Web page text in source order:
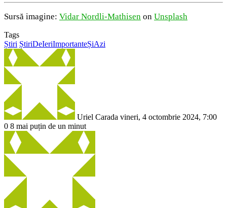
Sursă imagine: Vidar Nordli-Mathisen on Unsplash
Tags
Știri ȘtiriDeIeriImportanteȘiAzi
Uriel Carada vineri, 4 octombrie 2024, 7:00
0 8 mai puțin de un minut